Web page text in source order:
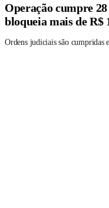
Operação cumpre
bloqueia mais de R$
Ordens judiciais são cumpridas